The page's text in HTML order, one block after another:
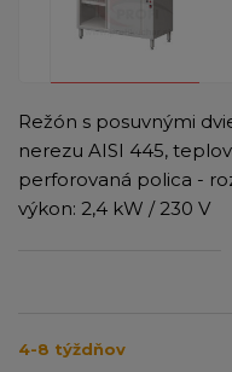
Režón s posuvnými
nerezu AISI 445,
perforovaná polica -
výkon: 2,4 kW / 230 V
4-8 týždňov